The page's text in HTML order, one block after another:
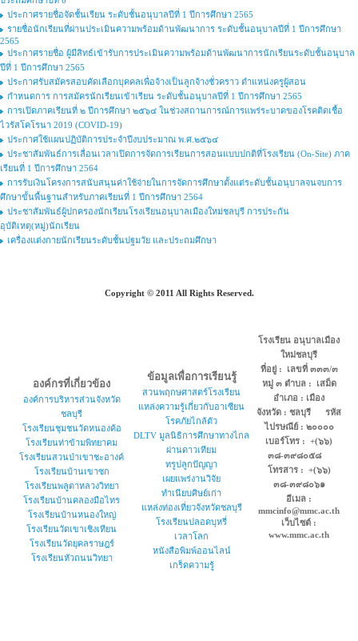
ประกาศรายชื่อจัดชั้นเรียน ระดับชั้นอนุบาลปีที่ 1 ปีการศึกษา 2565
รายชื่อนักเรียนที่ผ่านประเมินความพร้อมด้านพัฒนาการ ระดับชั้นอนุบาลปีที่ 1 ปีการศึกษา
2565
ประกาศรายชื่อ ผู้มีสิทธ์เข้ารับการประเมินความพร้อมด้านพัฒนาการนักเรียนระดับชั้นอนุบาล
ปีที่ 1 ปีการศึกษา 2565
ประกาศรับสมัครสอบคัดเลือกบุคคลเพื่อจ้างเป็นลูกจ้างชั่วคราว ตำแหน่งครูผู้สอน
กำหนดการ การสมัครนักเรียนเข้าเรียน ระดับชั้นอนุบาลปีที่ 1 ปีการศึกษา 2565
การเปิดภาคเรียนที่ ๒ ปีการศึกษา ๒๕๖๔ ในช่วงสถานการณ์การแพร่ระบาดของโรคติดเชื้อ
ไวรัสโคโรนา 2019 (COVID-19)
ประกาศใช้แผนปฏิบัติการประจำปีงบประมาณ พ.ศ.๒๕๖๔
ประชาสัมพันธ์การเลื่อนเวลาเปิดการจัดการเรียนการสอนแบบปกติที่โรงเรียน (On-Site) ภาค
เรียนที่ 1 ปีการศึกษา 2564
การรับเงินโครงการสนับสนุนค่าใช้จ่ายในการจัดการศึกษาตั้งแต่ระดับชั้นอนุบาลจนจบการ
ศึกษาขั้นพื้นฐานสำหรับภาคเรียนที่ 1 ปีการศึกษา 2564
ประชาสัมพันธ์ผู้ปกครองนักเรียนโรงเรียนอนุบาลเมืองใหม่ชลบุรี การประกัน
อุบัติเหตุ(หมู่)นักเรียน
เครื่องแต่งกายนักเรียนระดับชั้นปฐมวัย และประถมศึกษา
Copyright © 2011 All Rights Reserved.
องค์กรที่เกี่ยวข้อง
องค์การบริหารส่วนจังหวัด
ชลบุรี
โรงเรียนชุมชนวัดหนองค้อ
โรงเรียนท่าข้ามพิทยาคม
โรงเรียนสวนป่าเขาชะอางค์
โรงเรียนบ้านเขาซก
โรงเรียนพลูตาหลวงวิทยา
โรงเรียนบ้านคลองมือไทร
โรงเรียนบ้านหนองใหญ่
โรงเรียนวัดเขาเชิงเทียน
โรงเรียนวัดยุคลราษฎร์
โรงเรียนหัวถนนวิทยา
ข้อมูลเพื่อการเรียนรู้
สวนพฤกษศาสตร์โรงเรียน
แหล่งความรู้เกี่ยวกับอาเซียน
โรคภัยไกล้ตัว
DLTV มูลนิธิการศึกษาทางไกล
ผ่านดาวเทียม
ทรูปลูกปัญญา
เผยแพร่งานวิจัย
ทำเนียบศิษย์เก่า
แหล่งท่องเที่ยวจังหวัดชลบุรี
โรงเรียนปลอดบุหรี่
เวลาโลก
หนังสือพิมพ์ออนไลน์
เกร็ดความรู้
โรงเรียน อนุบาลเมือง
ใหม่ชลบุรี
ที่อยู่ : เลขที่ ๓๓๓/๓
หมู่ ๓ ตำบล : เสม็ด
อำเภอ : เมือง
จังหวัด : ชลบุรี รหัส
ไปรษณีย์ : ๒๐๐๐๐
เบอร์โทร : +(๖๖)
๓๘-๓๙๘๐๕๘
โทรสาร : +(๖๖)
๓๘-๓๙๘๐๖๑
อีเมล :
mmcinfo@mmc.ac.th
เว็บไซต์ :
www.mmc.ac.th